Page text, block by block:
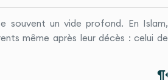
souvent un vide profond. En Islam,
même après leur décès : celui de